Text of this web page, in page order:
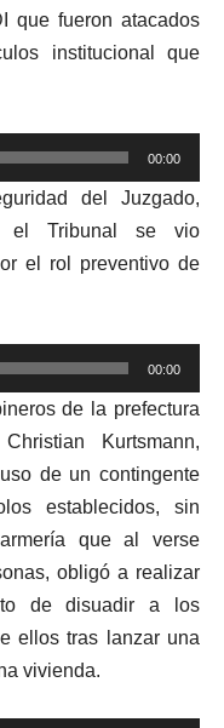
que fueron atacados
institucional que
00:00
del Juzgado,
el Tribunal se vio
el rol preventivo de
00:00
de la prefectura
Kurtsmann,
de un contingente
establecidos, sin
que al verse
obligó a realizar
de disuadir a los
ellos tras lanzar una
vivienda.